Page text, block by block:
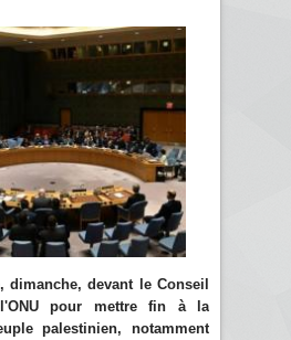
dimanche, devant le Conseil
pour mettre fin à la
palestinien, notamment